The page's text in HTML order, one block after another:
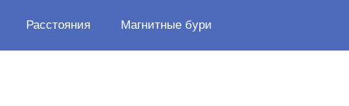
Расстояния Магнитные бури